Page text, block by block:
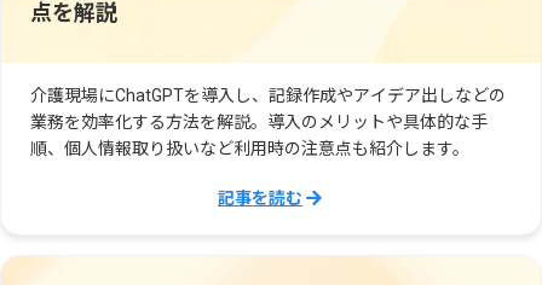
点を解説
介護現場にChatGPTを導入し、記録作成やアイデア出しなどの
業務を効率化する方法を解説。導入のメリットや具体的な手
順、個人情報取り扱いなど利用時の注意点も紹介します。
記事を読む